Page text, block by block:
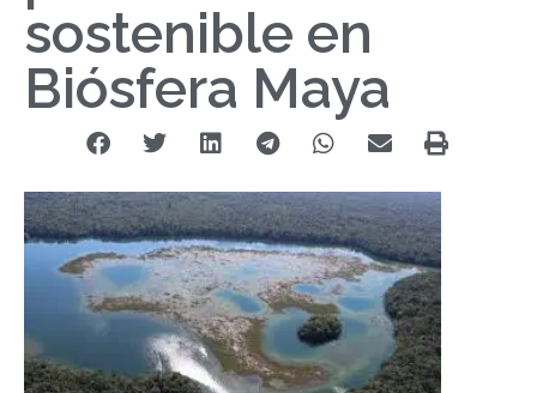
sostenible en
Biósfera Maya